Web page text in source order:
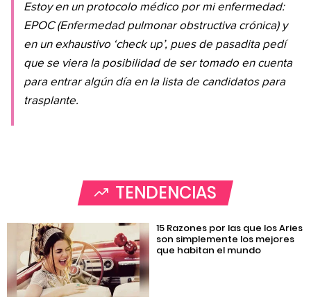
Estoy en un protocolo médico por mi enfermedad:
EPOC (Enfermedad pulmonar obstructiva crónica) y
en un exhaustivo ‘check up’, pues de pasadita pedí
que se viera la posibilidad de ser tomado en cuenta
para entrar algún día en la lista de candidatos para
trasplante.
TENDENCIAS
15 Razones por las que los Aries
son simplemente los mejores
que habitan el mundo